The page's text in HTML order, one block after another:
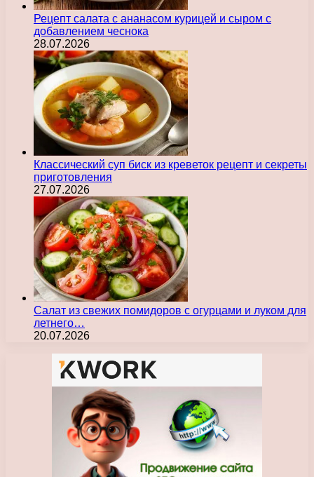
Рецепт салата с ананасом курицей и сыром с
добавлением чеснока
28.07.2026
Классический суп биск из креветок рецепт и секреты
приготовления
27.07.2026
Салат из свежих помидоров с огурцами и луком для
летнего…
20.07.2026